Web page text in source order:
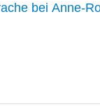
bei Anne-